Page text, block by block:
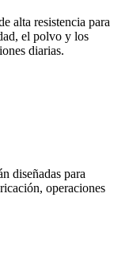
alta resistencia para
el polvo y los
diarias.
diseñadas para
operaciones